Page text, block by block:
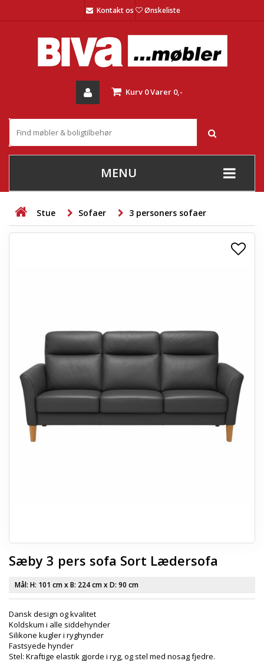
Kontakt os Ønskeliste
Kurv 0Varer 0,-
MENU
+
STUE
+
OPBEVARING
TÆPPER
+
LAMPER
HAVEMØBLER
ENTREMØBLER
Stue Sofaer 3 personers sofaer
Sæby 3 pers sofa Sort Lædersofa
Mål: H: 101 cmx B: 224 cmx D: 90 cm
Dansk design og kvalitet
Koldskum i alle siddehynder
Silikone kugler i ryghynder
Fastsyede hynder
Stel: Kraftige elastik gjorde i ryg, og stel med nosag fjedre.